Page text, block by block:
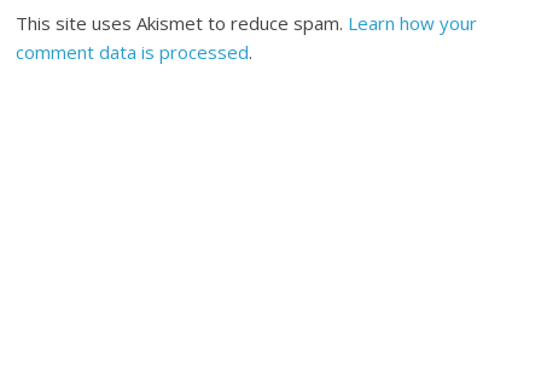
This site uses Akismet to reduce spam. Learn how your
comment data is processed.